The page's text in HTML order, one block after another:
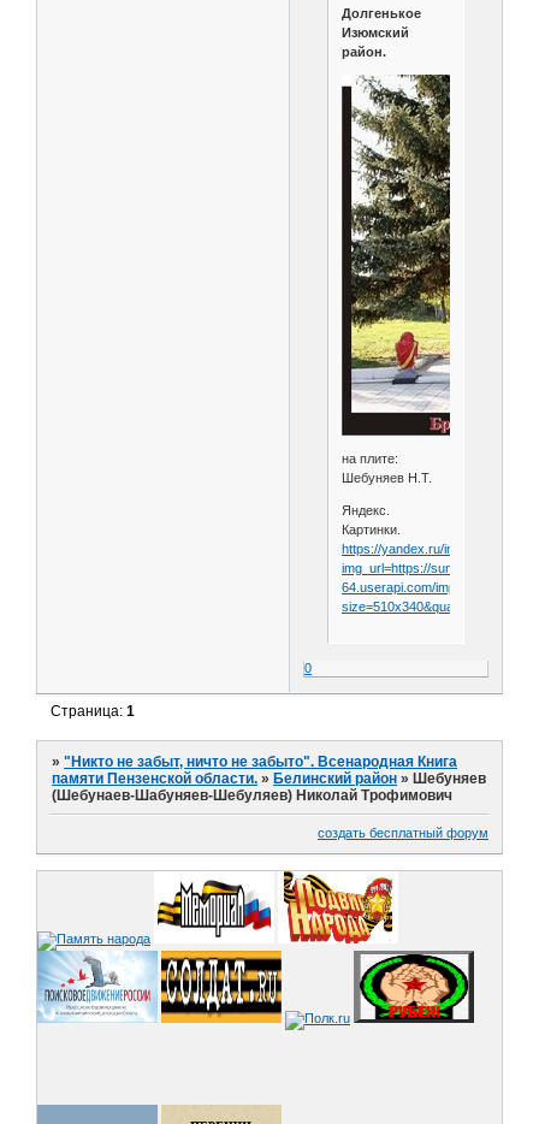
Долгенькое
Изюмский
район.
на плите:
Шебуняев Н.Т.
Яндекс.
Картинки.
https://yandex.ru/images/search?
img_url=https://sun9-
64.userapi.com/impg/
0
Страница:1
»"Никто не забыт, ничто не забыто". Всенародная Книга
памяти Пензенской области. »Белинский район »Шебуняев
(Шебунаев-Шабуняев-Шебуляев) Николай Трофимович
создать бесплатный форум